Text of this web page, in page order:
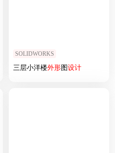
SOLIDWORKS
三层小洋楼外形图设计